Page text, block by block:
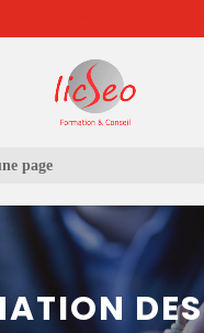
page
DES